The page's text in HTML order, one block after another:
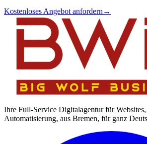
Kostenloses Angebot anfordern →
Ihre Full-Service Digitalagentur für
Automatisierung, aus Bremen, für ganz